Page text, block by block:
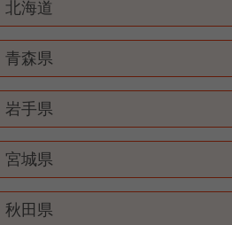
北海道
青森県
岩手県
宮城県
秋田県